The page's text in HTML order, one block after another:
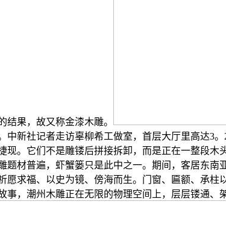
结果，故又称金漆木雕。
中新社记者走访辜柳希工做室，首层大厅里高达3
现。它们不是雕镂后拼接拆卸，而是正在一整段
题材普遍，虾蟹篓只是此中之一。期间，客居东
愿求福、以史为镜、傍海而生。门窗、匾额、承
事，潮州木雕正在无限的物理空间上，层层镂通、